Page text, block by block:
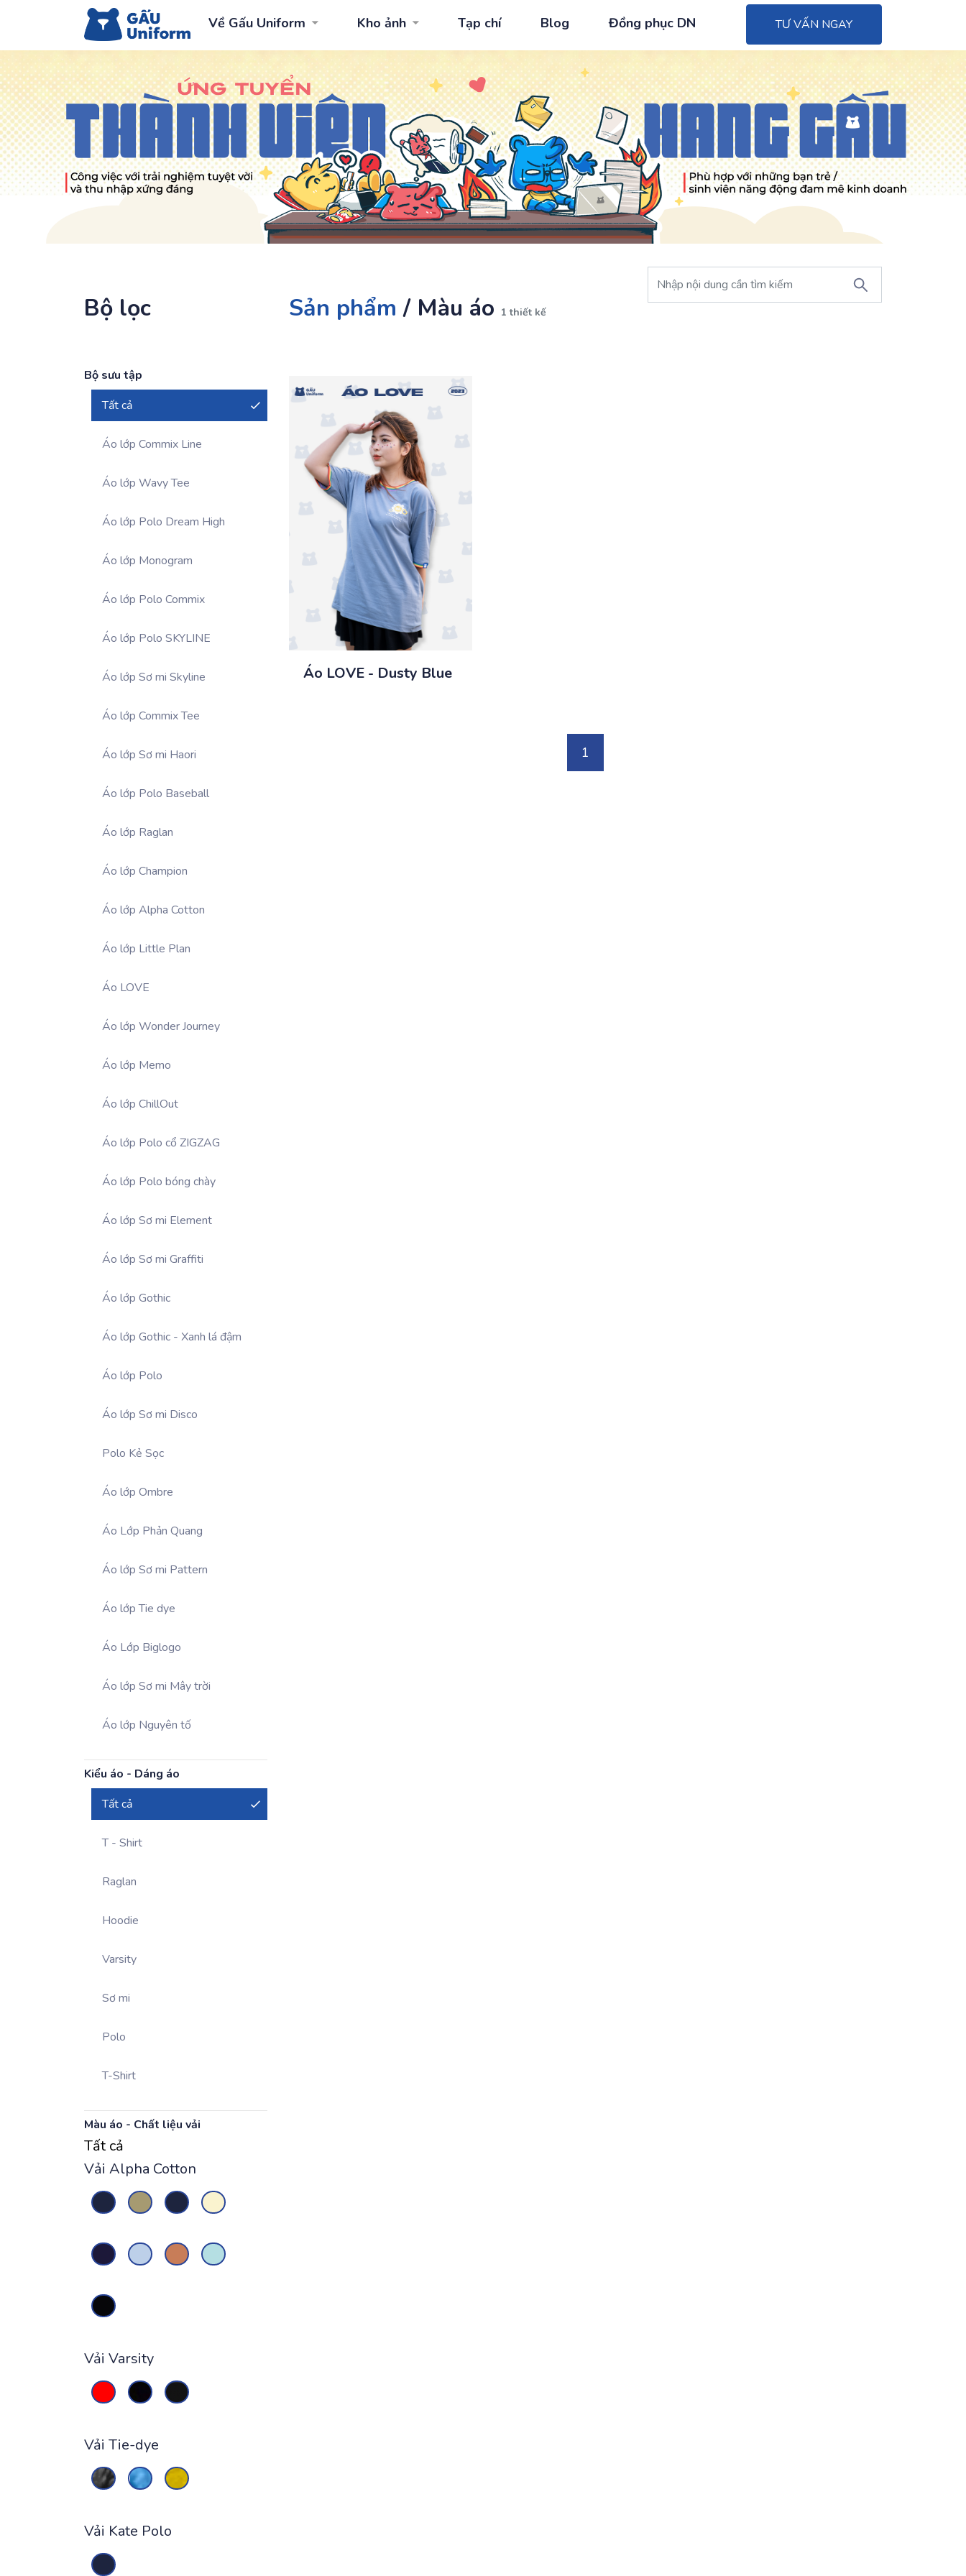
Về Gấu Uniform Kho ảnh Tạp chí Blog Đồng phục DN TƯ VẤN NGAY
Bộ lọc
Bộ sưu tập
Tất cả
Áo lớp Commix Line
Áo lớp Wavy Tee
Áo lớp Polo Dream High
Áo lớp Monogram
Áo lớp Polo Commix
Áo lớp Polo SKYLINE
Áo lớp Sơ mi Skyline
Áo lớp Commix Tee
Áo lớp Sơ mi Haori
Áo lớp Polo Baseball
Áo lớp Raglan
Áo lớp Champion
Áo lớp Alpha Cotton
Áo lớp Little Plan
Áo LOVE
Áo lớp Wonder Journey
Áo lớp Memo
Áo lớp ChillOut
Áo lớp Polo cổ ZIGZAG
Áo lớp Polo bóng chày
Áo lớp Sơ mi Element
Áo lớp Sơ mi Graffiti
Áo lớp Gothic
Áo lớp Gothic - Xanh lá đậm
Áo lớp Polo
Áo lớp Sơ mi Disco
Polo Kẻ Sọc
Áo lớp Ombre
Áo Lớp Phản Quang
Áo lớp Sơ mi Pattern
Áo lớp Tie dye
Áo Lớp Biglogo
Áo lớp Sơ mi Mây trời
Áo lớp Nguyên tố
Kiểu áo - Dáng áo
Tất cả
T - Shirt
Raglan
Hoodie
Varsity
Sơ mi
Polo
T-Shirt
Màu áo - Chất liệu vải
Tất cả
Vải Alpha Cotton
Vải Varsity
Vải Tie-dye
Vải Kate Polo
Sản phẩm / Màu áo 1 thiết kế
Áo LOVE - Dusty Blue
1